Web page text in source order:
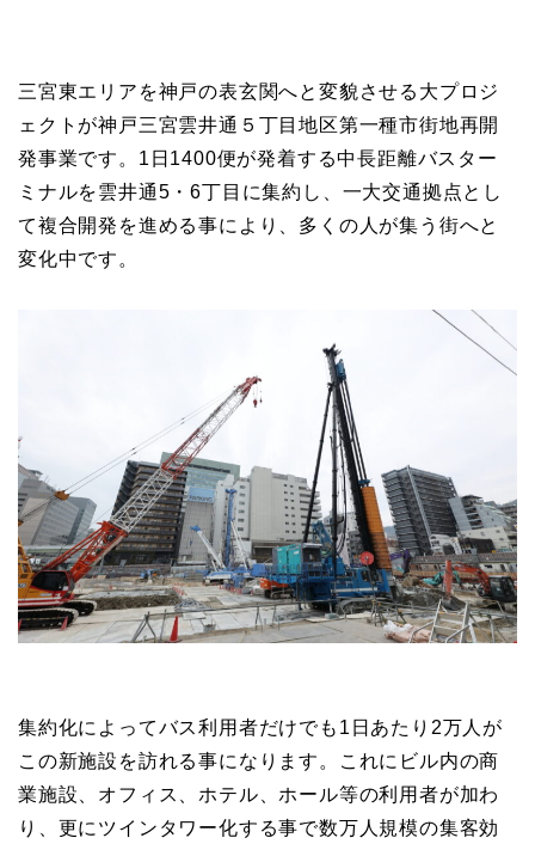
三宮東エリアを神戸の表玄関へと変貌させる大プロジ
ェクトが神戸三宮雲井通５丁目地区第一種市街地再開
発事業です。1日1400便が発着する中長距離バスター
ミナルを雲井通5・6丁目に集約し、一大交通拠点とし
て複合開発を進める事により、多くの人が集う街へと
変化中です。
集約化によってバス利用者だけでも1日あたり2万人が
この新施設を訪れる事になります。これにビル内の商
業施設、オフィス、ホテル、ホール等の利用者が加わ
り、更にツインタワー化する事で数万人規模の集客効